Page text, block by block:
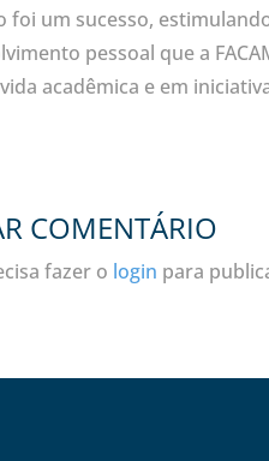
foi um sucesso,
pessoal que a
acadêmica e em
COMENTÁRIO
fazer o login para